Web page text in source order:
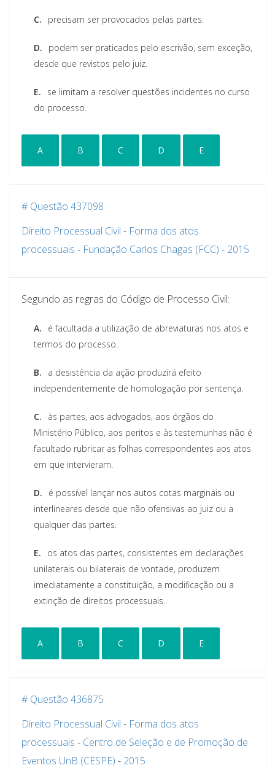
C. precisam ser provocados pelas partes.
D.
podem ser praticados pelo escrivão, sem exceção,
desde que revistos pelo juiz.
E.
se limitam a resolver questões incidentes no curso
do processo.
A B C D E
# Questão 437098
Direito Processual Civil - Forma dos atos
processuais - Fundação Carlos Chagas (FCC) - 2015
Segundo as regras do Código de Processo Civil:
A.
é facultada a utilização de abreviaturas nos atos e
termos do processo.
B.
a desistência da ação produzirá efeito
independentemente de homologação por sentença.
C.
às partes, aos advogados, aos órgãos do
Ministério Público, aos peritos e às testemunhas não é
facultado rubricar as folhas correspondentes aos atos
em que intervieram.
D.
é possível lançar nos autos cotas marginais ou
interlineares desde que não ofensivas ao juiz ou a
qualquer das partes.
E.
os atos das partes, consistentes em declarações
unilaterais ou bilaterais de vontade, produzem
imediatamente a constituição, a modificação ou a
extinção de direitos processuais.
A B C D E
# Questão 436875
Direito Processual Civil - Forma dos atos
processuais - Centro de Seleção e de Promoção de
Eventos UnB (CESPE) - 2015